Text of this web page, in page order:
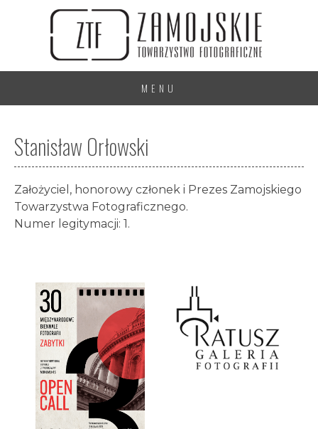
MENU
Stanisław Orłowski
Założyciel, honorowy członek i Prezes Zamojskiego
Towarzystwa Fotograficznego.
Numer legitymacji: 1.